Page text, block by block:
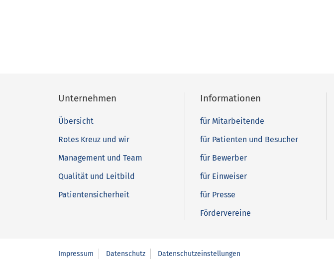
Unternehmen
Übersicht
Rotes Kreuz und wir
Management und Team
Qualität und Leitbild
Patientensicherheit
Informationen
für Mitarbeitende
für Patienten und Besucher
für Bewerber
für Einweiser
für Presse
Fördervereine
Impressum Datenschutz Datenschutzeinstellungen